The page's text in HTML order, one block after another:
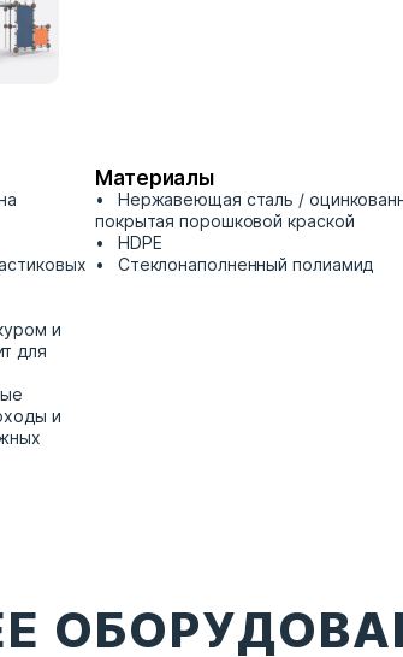
и
для
и
Материалы
Нержавеющая сталь /
покрытая порошковой краской
HDPE
Стеклонаполненный полиамид